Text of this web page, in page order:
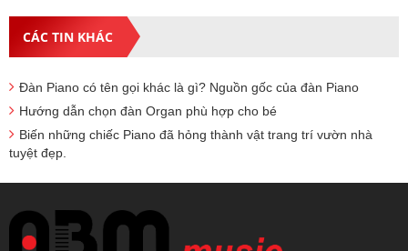
CÁC TIN KHÁC
Đàn Piano có tên gọi khác là gì? Nguồn gốc của đàn Piano
Hướng dẫn chọn đàn Organ phù hợp cho bé
Biến những chiếc Piano đã hỏng thành vật trang trí vườn nhà
tuyệt đẹp.